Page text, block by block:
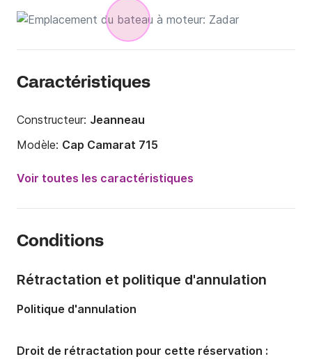
Caractéristiques
Constructeur: Jeanneau
Modèle: Cap Camarat 715
Puissance moteur:
150cv
Capacité à bord:
Nombre de cabines:
Voir toutes les caractéristiques
Conditions
Rétractation et politique d'annulation
Politique d'annulation
Droit de rétractation pour cette réservation :